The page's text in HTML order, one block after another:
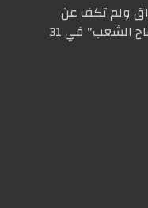
ولم تكف عن
الصدور. عددها الأول صدر باسم "كفاح الشعب" في 31